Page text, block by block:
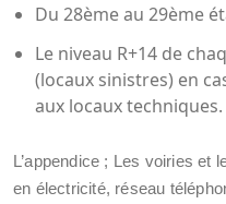
Du 28ème au 29ème
Le niveau R+14 de
(locaux sinistres) en
aux locaux techniques.
L’appendice ; Les voiries et
en électricité, réseau